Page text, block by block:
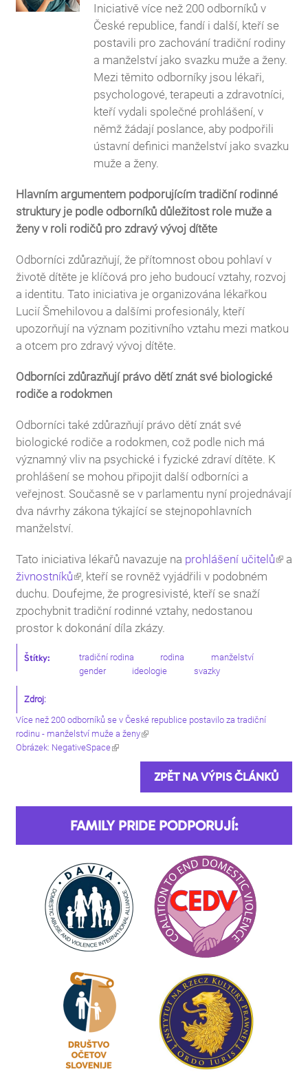
Iniciativě více než 200 odborníků v
České republice, fandí i další, kteří se
postavili pro zachování tradiční rodiny
a manželství jako svazku muže a ženy.
Mezi těmito odborníky jsou lékaři,
psychologové, terapeuti a zdravotníci,
kteří vydali společné prohlášení, v
němž žádají poslance, aby podpořili
ústavní definici manželství jako svazku
muže a ženy.
Hlavním argumentem podporujícím tradiční rodinné
struktury je podle odborníků důležitost role muže a
ženy v roli rodičů pro zdravý vývoj dítěte
Odborníci zdůrazňují, že přítomnost obou pohlaví v
životě dítěte je klíčová pro jeho budoucí vztahy, rozvoj
a identitu. Tato iniciativa je organizována lékařkou
Lucií Šmehilovou a dalšími profesionály, kteří
upozorňují na význam pozitivního vztahu mezi matkou
a otcem pro zdravý vývoj dítěte.
Odborníci zdůrazňují právo dětí znát své biologické
rodiče a rodokmen
Odborníci také zdůrazňují právo dětí znát své
biologické rodiče a rodokmen, což podle nich má
významný vliv na psychické i fyzické zdraví dítěte. K
prohlášení se mohou připojit další odborníci a
veřejnost. Současně se v parlamentu nyní projednávají
dva návrhy zákona týkající se stejnopohlavních
manželství.
Tato iniciativa lékařů navazuje na prohlášení učitelů
(odkaz je externí)
a
živnostníků
(odkaz je externí), kteří se rovněž vyjádřili v podobném
duchu. Doufejme, že progresivisté, kteří se snaží
zpochybnit tradiční rodinné vztahy, nedostanou
prostor k dokonání díla zkázy.
Štítky: tradiční rodina rodina
manželství
gender
ideologie svazky
Zdroj:
Více než 200 odborníků se v České republice postavilo za tradiční
rodinu - manželství muže a ženy
(odkaz je externí)
Obrázek: NegativeSpace
(odkaz je externí)
ZPĚT NA VÝPIS ČLÁNKŮ
FAMILY PRIDE PODPORUJÍ: